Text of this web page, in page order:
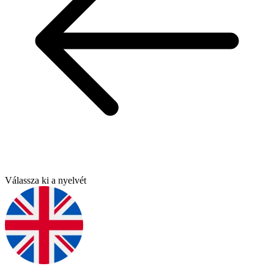
Válassza ki a nyelvét